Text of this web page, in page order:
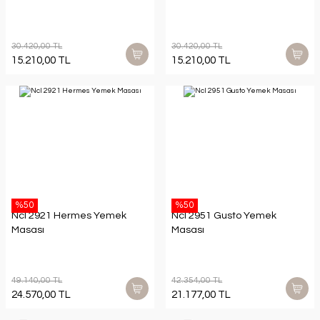
30.420,00 TL
15.210,00 TL
30.420,00 TL
15.210,00 TL
%50
Ncl 2921 Hermes Yemek
Masası
49.140,00 TL
24.570,00 TL
%50
Ncl 2951 Gusto Yemek
Masası
42.354,00 TL
21.177,00 TL